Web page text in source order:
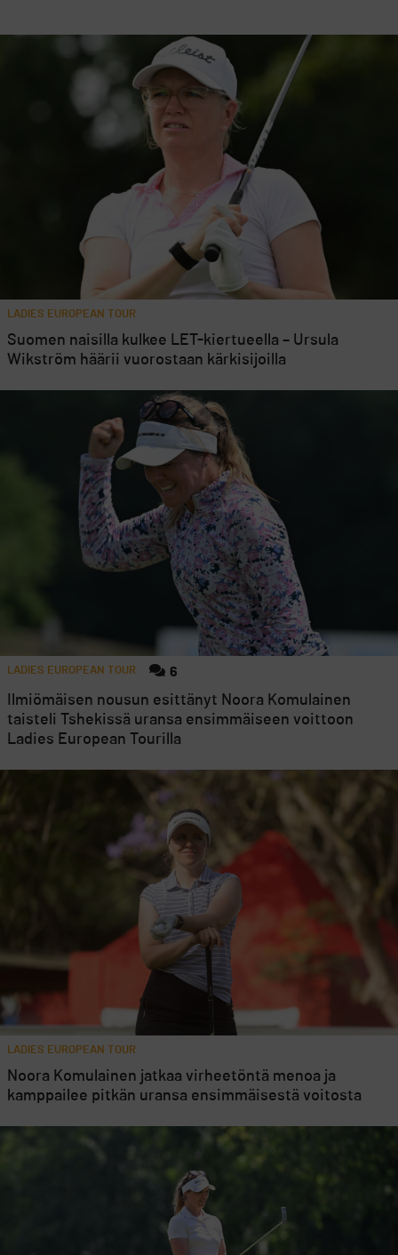
LADIES EUROPEAN TOUR
Suomen naisilla kulkee LET-kiertueella – Ursula
Wikström häärii vuorostaan kärkisijoilla
LADIES EUROPEAN TOUR 6
Ilmiömäisen nousun esittänyt Noora Komulainen
taisteli Tshekissä uransa ensimmäiseen voittoon
Ladies European Tourilla
LADIES EUROPEAN TOUR
Noora Komulainen jatkaa virheetöntä menoa ja
kamppailee pitkän uransa ensimmäisestä voitosta